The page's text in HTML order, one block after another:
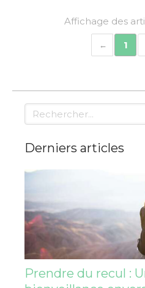
Affichage des
1
Rechercher
Derniers articles
Prendre du recul :